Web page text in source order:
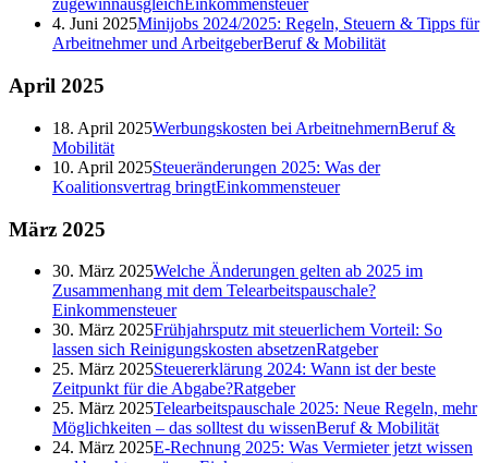
zugewinnausgleichEinkommensteuer
4. Juni 2025Minijobs 2024/2025: Regeln, Steuern & Tipps für
Arbeitnehmer und ArbeitgeberBeruf & Mobilität
April 2025
18. April 2025Werbungskosten bei ArbeitnehmernBeruf &
Mobilität
10. April 2025Steueränderungen 2025: Was der
Koalitionsvertrag bringtEinkommensteuer
März 2025
30. März 2025Welche Änderungen gelten ab 2025 im
Zusammenhang mit dem Telearbeitspauschale?
Einkommensteuer
30. März 2025Frühjahrsputz mit steuerlichem Vorteil: So
lassen sich Reinigungskosten absetzenRatgeber
25. März 2025Steuererklärung 2024: Wann ist der beste
Zeitpunkt für die Abgabe?Ratgeber
25. März 2025Telearbeitspauschale 2025: Neue Regeln, mehr
Möglichkeiten – das solltest du wissenBeruf & Mobilität
24. März 2025E-Rechnung 2025: Was Vermieter jetzt wissen